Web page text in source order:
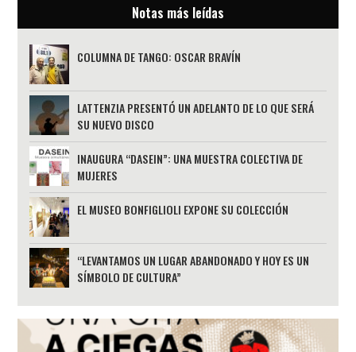
Notas más leídas
COLUMNA DE TANGO: OSCAR BRAVÍN
LATTENZIA PRESENTÓ UN ADELANTO DE LO QUE SERÁ
SU NUEVO DISCO
INAUGURA “DASEIN”: UNA MUESTRA COLECTIVA DE
MUJERES
EL MUSEO BONFIGLIOLI EXPONE SU COLECCIÓN
“LEVANTAMOS UN LUGAR ABANDONADO Y HOY ES UN
SÍMBOLO DE CULTURA”